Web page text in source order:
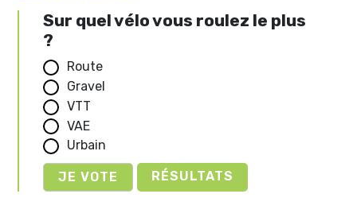
Sur quel vélo vous roulez le plus
?
Route
Gravel
VTT
VAE
Urbain
RÉSULTATS